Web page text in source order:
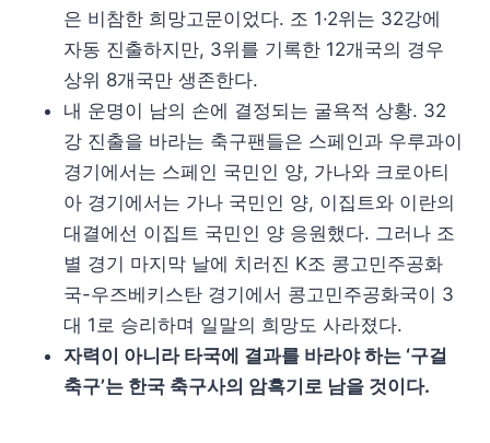
은 비참한 희망고문이었다. 조 1·2위는 32강에
자동 진출하지만, 3위를 기록한 12개국의 경우
상위 8개국만 생존한다.
내 운명이 남의 손에 결정되는 굴욕적 상황. 32
강 진출을 바라는 축구팬들은 스페인과 우루과이
경기에서는 스페인 국민인 양, 가나와 크로아티
아 경기에서는 가나 국민인 양, 이집트와 이란의
대결에선 이집트 국민인 양 응원했다. 그러나 조
별 경기 마지막 날에 치러진 K조 콩고민주공화
국-우즈베키스탄 경기에서 콩고민주공화국이 3
대 1로 승리하며 일말의 희망도 사라졌다.
자력이 아니라 타국에 결과를 바라야 하는 ‘구걸
축구’는 한국 축구사의 암흑기로 남을 것이다.